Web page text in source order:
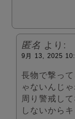
匿名 より:
9月 13, 2025
長物で撃っ
ゃないんじ
周り警戒し
しないから